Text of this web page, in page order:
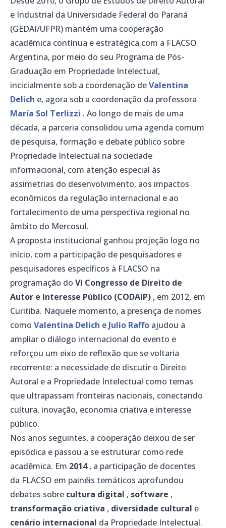
e Industrial da Universidade Federal do Paraná
(GEDAI/UFPR) mantém uma cooperação
acadêmica contínua e estratégica com a FLACSO
Argentina, por meio do seu Programa de Pós-
Graduação em Propriedade Intelectual,
incicialmente sob a coordenação deValentina
Delich e, agora sob a coordenação da professora
María Sol Terlizzi . Ao longo de mais de uma
década, a parceria consolidou uma agenda comum
de pesquisa, formação e debate público sobre
Propriedade Intelectual na sociedade
informacional, com atenção especial às
assimetrias do desenvolvimento, aos impactos
econômicos da regulação internacional e ao
fortalecimento de uma perspectiva regional no
âmbito do Mercosul.
A proposta institucional ganhou projeção logo no
início, com a participação de pesquisadores e
pesquisadores específicos à FLACSO na
programação do VI Congresso de Direito de
Autor e Interesse Público (CODAIP) , em 2012, em
Curitiba. Naquele momento, a presença de nomes
como Valentina Delich e Julio Raffo ajudou a
ampliar o diálogo internacional do evento e
reforçou um eixo de reflexão que se voltaria
recorrente: a necessidade de discutir o Direito
Autoral e a Propriedade Intelectual como temas
que ultrapassam fronteiras nacionais, conectando
cultura, inovação, economia criativa e interesse
público.
Nos anos seguintes, a cooperação deixou de ser
episódica e passou a se estruturar como rede
acadêmica. Em 2014, a participação de docentes
da FLACSO em painéis temáticos aprofundou
debates sobre cultura digital , software ,
transformação criativa , diversidade cultural e
cenário internacional da Propriedade Intelectual.